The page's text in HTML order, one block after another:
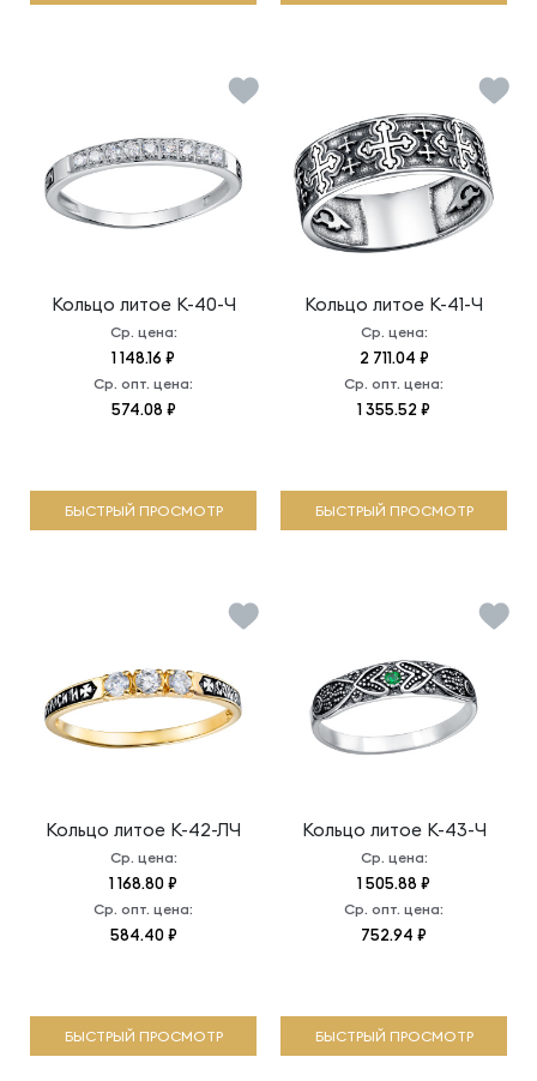
Кольцо литое К-40-Ч
Ср. цена:
1 148.16 ₽
Ср. опт. цена:
574.08 ₽
БЫСТРЫЙ ПРОСМОТР
Кольцо литое К-41-Ч
Ср. цена:
2 711.04 ₽
Ср. опт. цена:
1 355.52 ₽
БЫСТРЫЙ ПРОСМОТР
Кольцо литое К-42-ЛЧ
Ср. цена:
1 168.80 ₽
Ср. опт. цена:
584.40 ₽
БЫСТРЫЙ ПРОСМОТР
Кольцо литое К-43-Ч
Ср. цена:
1 505.88 ₽
Ср. опт. цена:
752.94 ₽
БЫСТРЫЙ ПРОСМОТР